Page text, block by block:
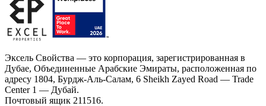
Эксель Свойства — это корпорация, зарегистрированная в
Дубае, Объединенные Арабские Эмираты, расположенная по
адресу 1804, Бурдж-Аль-Салам, 6 Sheikh Zayed Road — Trade
Center 1 — Дубай.
Почтовый ящик 211516.